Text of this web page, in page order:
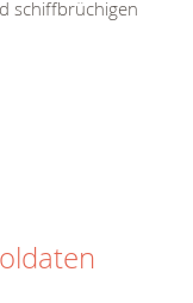
schiffbrüchigen